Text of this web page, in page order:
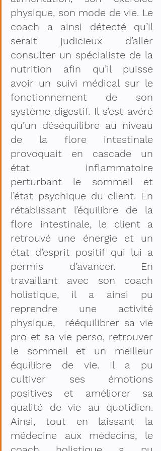
physique, son mode de vie. Le
coach a ainsi détecté qu’il
serait judicieux d’aller
consulter un spécialiste de la
nutrition afin qu’il puisse
avoir un suivi médical sur le
fonctionnement de son
système digestif. Il s’est avéré
qu’un déséquilibre au niveau
de la flore intestinale
provoquait en cascade un
état inflammatoire
perturbant le sommeil et
l’état psychique du client. En
rétablissant l’équilibre de la
flore intestinale, le client a
retrouvé une énergie et un
état d’esprit positif qui lui a
permis d’avancer. En
travaillant avec son coach
holistique, il a ainsi pu
reprendre une activité
physique,  rééquilibrer sa vie
pro et sa vie perso, retrouver
le sommeil et un meilleur
équilibre de vie. Il a pu
cultiver ses émotions
positives et améliorer sa
qualité de vie au quotidien.
Ainsi, tout en laissant la
médecine aux médecins, le